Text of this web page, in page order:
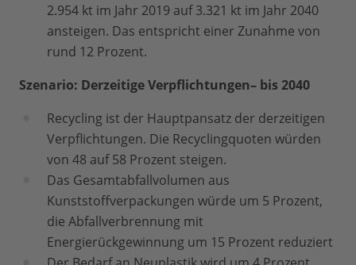
2.954 kt im Jahr 2019 auf 3.321 kt im Jahr 2040
ansteigen. Das entspricht einer Zunahme von
rund 12 Prozent.
Szenario: Derzeitige Verpflichtungen– bis 2040
Recycling ist der Hauptpansatz der derzeitigen
Verpflichtungen. Die Recyclingquoten würden
von 48 auf 58 Prozent steigen.
Das Gesamtabfallvolumen aus
Kunststoffverpackungen würde um 5 Prozent,
die Abfallverbrennung mit
Energierückgewinnung um 15 Prozent reduziert